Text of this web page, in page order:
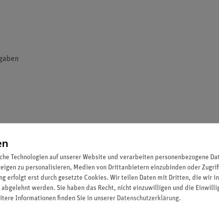
Technologien auf unserer Website und verarbeiten personenbezogene
zu personalisieren, Medien von Drittanbietern einzubinden oder
erfolgt erst durch gesetzte Cookies. Wir teilen Daten mit Dritten, die wir
werden. Sie haben das Recht, nicht einzuwilligen und die
Informationen finden Sie in unserer Daten­schutz­erklärung.